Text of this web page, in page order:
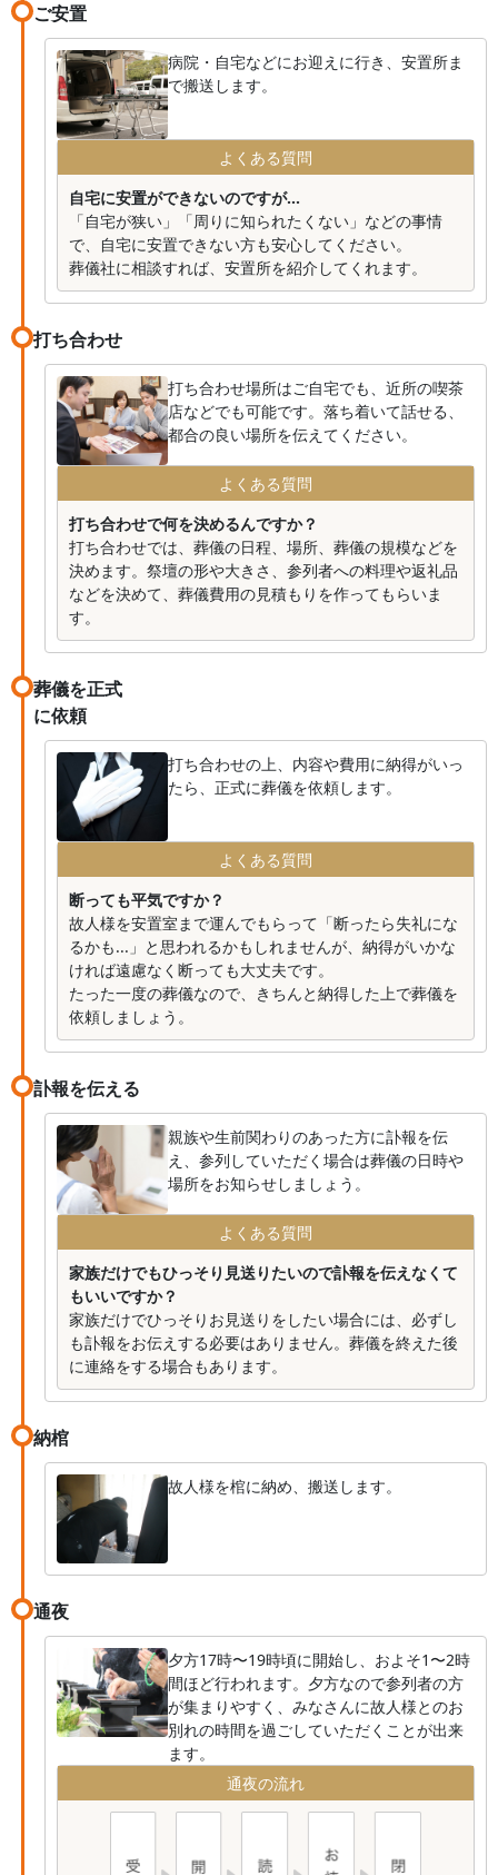
ご安置
病院・自宅などにお迎えに行き、安置所ま
で搬送します。
よくある質問
自宅に安置ができないのですが...
「自宅が狭い」「周りに知られたくない」などの事情
で、自宅に安置できない方も安心してください。
葬儀社に相談すれば、安置所を紹介してくれます。
打ち合わせ
打ち合わせ場所はご自宅でも、近所の喫茶
店などでも可能です。落ち着いて話せる、
都合の良い場所を伝えてください。
よくある質問
打ち合わせで何を決めるんですか？
打ち合わせでは、葬儀の日程、場所、葬儀の規模などを
決めます。祭壇の形や大きさ、参列者への料理や返礼品
などを決めて、葬儀費用の見積もりを作ってもらいま
す。
葬儀を正式
に依頼
打ち合わせの上、内容や費用に納得がいっ
たら、正式に葬儀を依頼します。
よくある質問
断っても平気ですか？
故人様を安置室まで運んでもらって「断ったら失礼にな
るかも...」と思われるかもしれませんが、納得がいかな
ければ遠慮なく断っても大丈夫です。
たった一度の葬儀なので、きちんと納得した上で葬儀を
依頼しましょう。
訃報を伝える
親族や生前関わりのあった方に訃報を伝
え、参列していただく場合は葬儀の日時や
場所をお知らせしましょう。
よくある質問
家族だけでもひっそり見送りたいので訃報を伝えなくて
もいいですか？
家族だけでひっそりお見送りをしたい場合には、必ずし
も訃報をお伝えする必要はありません。葬儀を終えた後
に連絡をする場合もあります。
納棺
故人様を棺に納め、搬送します。
通夜
夕方17時〜19時頃に開始し、およそ1〜2時
間ほど行われます。夕方なので参列者の方
が集まりやすく、みなさんに故人様とのお
別れの時間を過ごしていただくことが出来
ます。
通夜の流れ